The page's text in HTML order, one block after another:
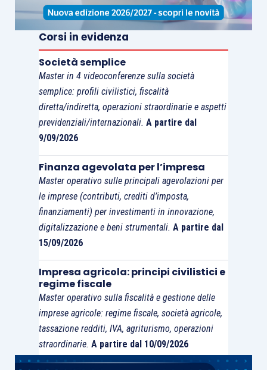
Corsi in evidenza
Società semplice
Master in 4 videoconferenze sulla società
semplice: profili civilistici, fiscalità
diretta/indiretta, operazioni straordinarie e aspetti
previdenziali/internazionali. A partire dal
9/09/2026
Finanza agevolata per l’impresa
Master operativo sulle principali agevolazioni per
le imprese (contributi, crediti d’imposta,
finanziamenti) per investimenti in innovazione,
digitalizzazione e beni strumentali. A partire dal
15/09/2026
Impresa agricola: principi civilistici e
regime fiscale
Master operativo sulla fiscalità e gestione delle
imprese agricole: regime fiscale, società agricole,
tassazione redditi, IVA, agriturismo, operazioni
straordinarie. A partire dal 10/09/2026